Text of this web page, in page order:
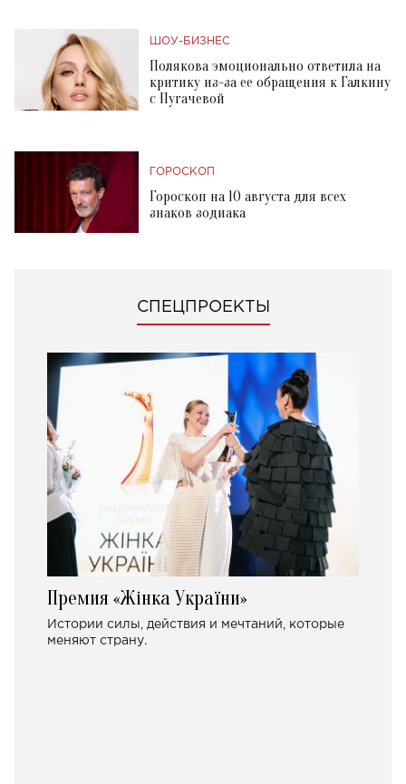
ШОУ-БИЗНЕС
Полякова эмоционально ответила на
критику из-за ее обращения к Галкину
с Пугачевой
ГОРОСКОП
Гороскоп на 10 августа для всех
знаков зодиака
СПЕЦПРОЕКТЫ
Премия «Жінка України»
Истории силы, действия и мечтаний, которые
меняют страну.